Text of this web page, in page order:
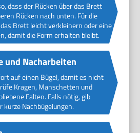
dass der Rücken über das Brett
Rücken nach unten. Für die
Brett leicht verkleinern oder eine
damit die Form erhalten bleibt.
Nacharbeiten
auf einen Bügel, damit es nicht
Kragen, Manschetten und
Falten. Falls nötig, gib
kurze Nachbügelungen.